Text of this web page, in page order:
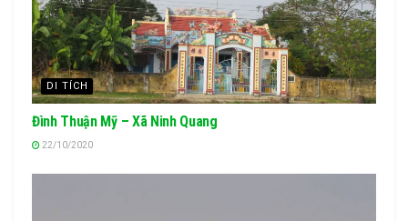
DI TÍCH
Đình Thuận Mỹ – Xã Ninh Quang
22/10/2020